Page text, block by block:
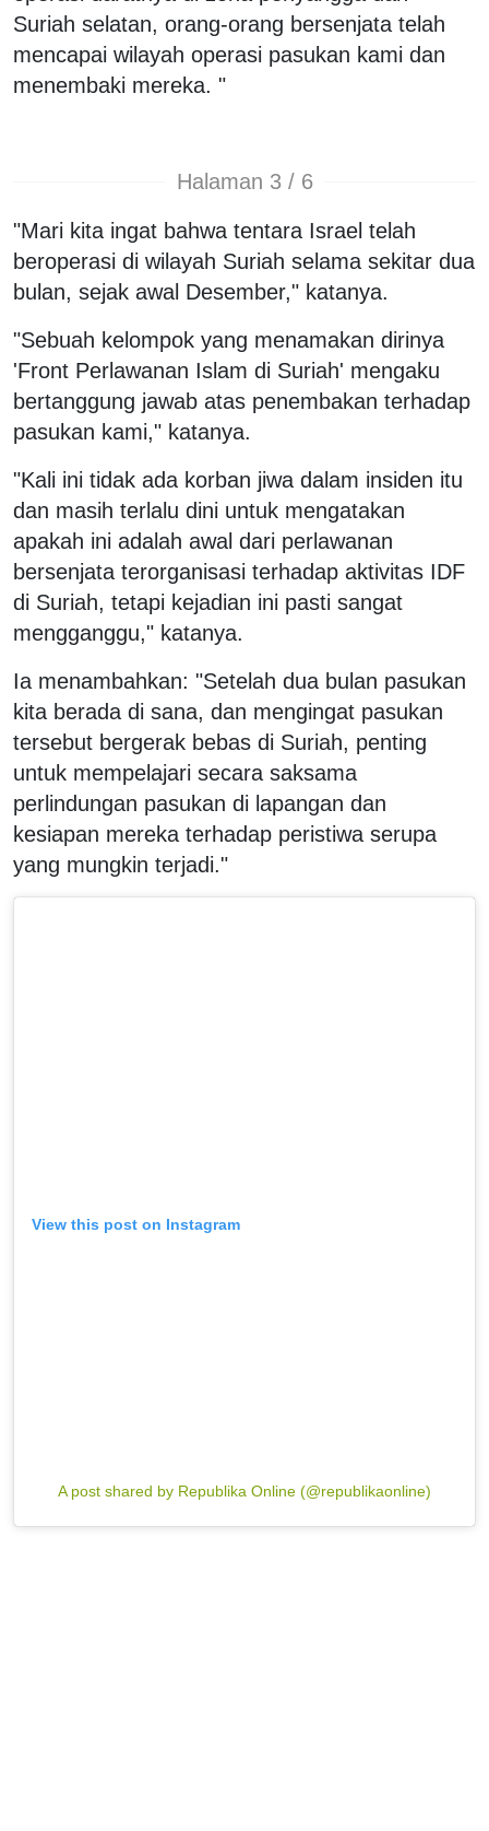
Suriah selatan, orang-orang bersenjata telah
mencapai wilayah operasi pasukan kami dan
menembaki mereka. "
Halaman 3 / 6
"Mari kita ingat bahwa tentara Israel telah
beroperasi di wilayah Suriah selama sekitar dua
bulan, sejak awal Desember," katanya.
"Sebuah kelompok yang menamakan dirinya
'Front Perlawanan Islam di Suriah' mengaku
bertanggung jawab atas penembakan terhadap
pasukan kami," katanya.
"Kali ini tidak ada korban jiwa dalam insiden itu
dan masih terlalu dini untuk mengatakan
apakah ini adalah awal dari perlawanan
bersenjata terorganisasi terhadap aktivitas IDF
di Suriah, tetapi kejadian ini pasti sangat
mengganggu," katanya.
Ia menambahkan: "Setelah dua bulan pasukan
kita berada di sana, dan mengingat pasukan
tersebut bergerak bebas di Suriah, penting
untuk mempelajari secara saksama
perlindungan pasukan di lapangan dan
kesiapan mereka terhadap peristiwa serupa
yang mungkin terjadi."
View this post on Instagram
A post shared by Republika Online (@republikaonline)